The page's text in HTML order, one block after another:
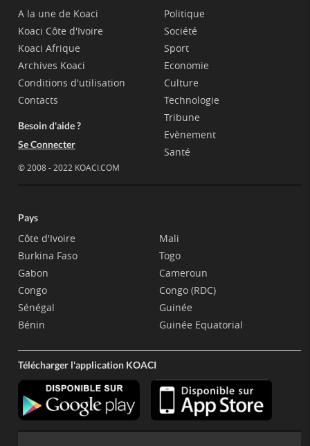
A la une de Koaci
Koaci Côte d'Ivoire
Koaci Afrique
Archives Koaci
Conditions d'utilisation
Contacts
Besoin d'aide ?
Se Connecter
© 2008 - 2022 KOACI.COM
Politique
Société
Sport
Economie
Culture
Technologie
Tribune
Evènement
Santé
Pays
Côte d'Ivoire
Burkina Faso
Gabon
Congo
Sénégal
Bénin
Mali
Togo
Cameroun
Congo (RDC)
Guinée
Guinée Equatorial
Télécharger l'application KOACI